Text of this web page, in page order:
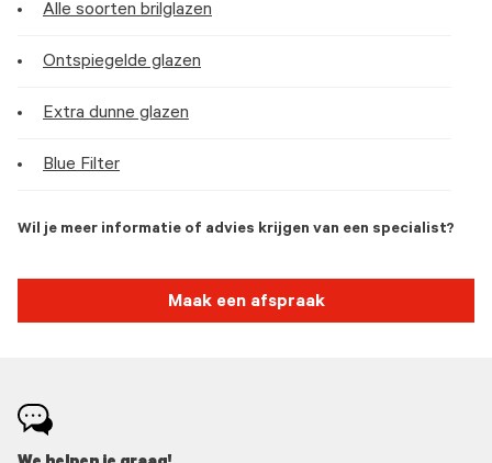
Alle soorten brilglazen
Ontspiegelde glazen
Extra dunne glazen
Blue Filter
Wil je meer informatie of advies krijgen van een specialist?
Maak een afspraak